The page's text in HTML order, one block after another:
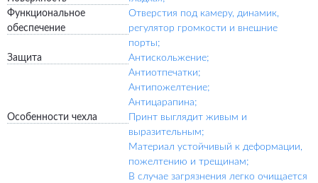
Функциональное
обеспечение
Отверстия под камеру, динамик,
регулятор громкости и внешние
порты;
Защита
Антискольжение;
Антиотпечатки;
Антипожелтение;
Антицарапина;
Особенности чехла
Принт выглядит живым и
выразительным;
Материал устойчивый к деформации,
пожелтению и трещинам;
В случае загрязнения легко очищается